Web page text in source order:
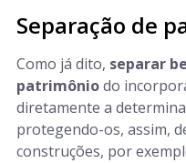
Separação de
Como já dito, separar
patrimôniodo
diretamente a
protegendo-os, assim,
construções, por